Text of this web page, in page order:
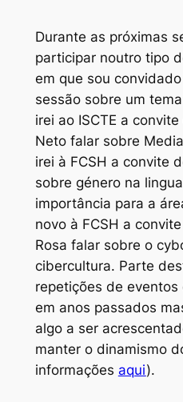
Durante as próximas
participar noutro tipo
em que sou
sessão sobre um
irei ao ISCTE a
Neto falar sobre Media
irei à FCSH a convite
sobre género na
importância para a
novo à FCSH a
Rosa falar sobre o
cibercultura. Parte
repetições de
em anos passados
algo a ser
manter o dinamismo
informações aqui).